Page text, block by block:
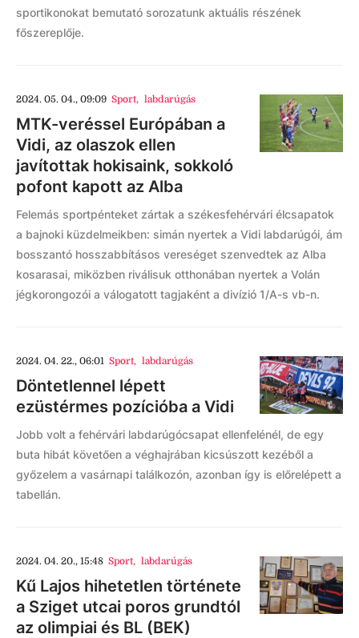
sportikonokat bemutató sorozatunk aktuális részének
főszereplője.
2024. 05. 04., 09:09 Sport, labdarúgás
MTK-veréssel Európában a
Vidi, az olaszok ellen
javítottak hokisaink, sokkoló
pofont kapott az Alba
Felemás sportpénteket zártak a székesfehérvári élcsapatok
a bajnoki küzdelmeikben: simán nyertek a Vidi labdarúgói, ám
bosszantó hosszabbításos vereséget szenvedtek az Alba
kosarasai, miközben riválisuk otthonában nyertek a Volán
jégkorongozói a válogatott tagjaként a divízió 1/A-s vb-n.
2024. 04. 22., 06:01 Sport, labdarúgás
Döntetlennel lépett
ezüstérmes pozícióba a Vidi
Jobb volt a fehérvári labdarúgócsapat ellenfelénél, de egy
buta hibát követően a véghajrában kicsúszott kezéből a
győzelem a vasárnapi találkozón, azonban így is előrelépett a
tabellán.
2024. 04. 20., 15:48 Sport, labdarúgás
Kű Lajos hihetetlen története
a Sziget utcai poros grundtól
az olimpiai és BL (BEK)